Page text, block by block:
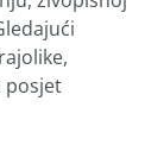
posjet